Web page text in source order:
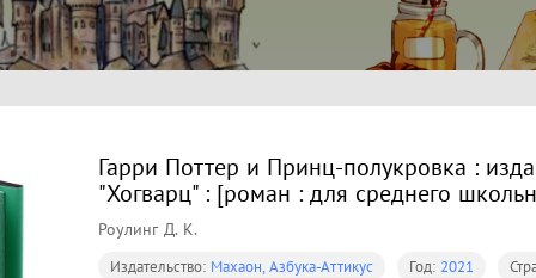
Гарри Поттер и Принц-полукровка :
"Хогварц" : [роман : для среднего
Роулинг Д. К.
Издательство: Махаон, Азбука-Аттикус Год: 2021